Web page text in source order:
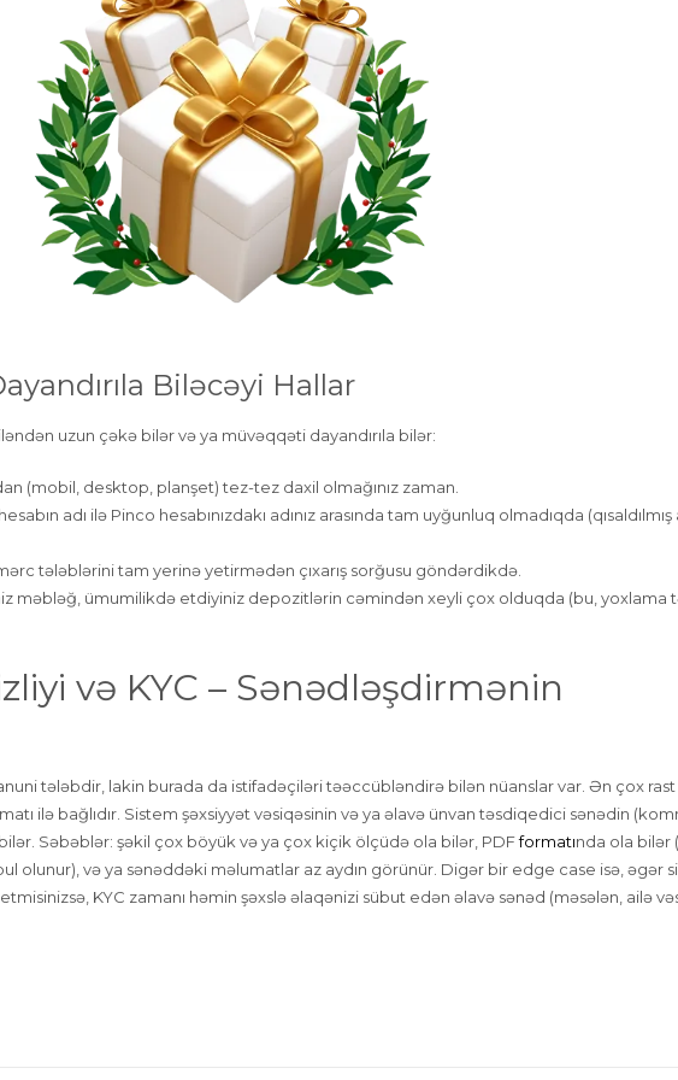
Biləcəyi Hallar
uzun çəkə bilər və ya müvəqqəti dayandırıla bilər:
(mobil, desktop, planşet) tez-tez daxil olmağınız zaman.
adı ilə Pinco hesabınızdakı adınız arasında tam uyğunluq olmadıqda (qısaldılmış
tələblərini tam yerinə yetirmədən çıxarış sorğusu göndərdikdə.
məbləğ, ümumilikdə etdiyiniz depozitlərin cəmindən xeyli çox olduqda (bu, yoxlama
və KYC – Sənədləşdirmənin
tələbdir, lakin burada da istifadəçiləri təəccübləndirə bilən nüanslar var. Ən çox
ilə bağlıdır. Sistem şəxsiyyət vəsiqəsinin və ya əlavə ünvan təsdiqedici sənədin
Səbəblər: şəkil çox böyük və ya çox kiçik ölçüdə ola bilər, PDFformatında ola bilər
olunur), və ya sənəddəki məlumatlar az aydın görünür. Digər bir edge case isə, əgər
KYC zamanı həmin şəxslə əlaqənizi sübut edən əlavə sənəd (məsələn, ailə